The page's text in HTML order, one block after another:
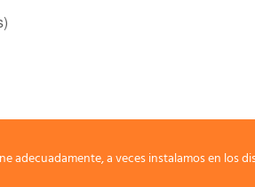
adecuadamente, a veces instalamos en